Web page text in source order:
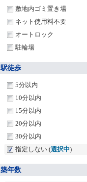
敷地内ゴミ置き場
ネット使用料不要
オートロック
駐輪場
駅徒歩
5分以内
10分以内
15分以内
20分以内
30分以内
指定しない (選択中)
築年数